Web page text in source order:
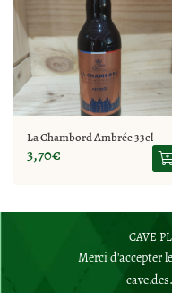
SPIRITUEUX
ET ÉVÉNEMENTS
CONTACT
La Chambord Ambrée 33cl
3,70€
CAVE
Merci d'accepter